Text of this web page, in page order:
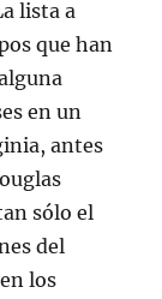
lista a
que han
en un
antes
sólo el
del
los